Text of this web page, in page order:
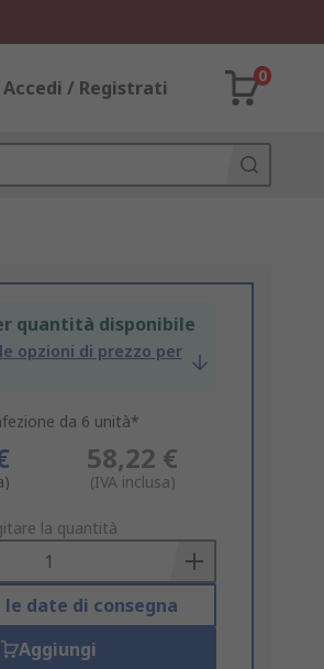
Accedi / Registrati
0
quantità disponibile
opzioni di prezzo per
da 6 unità*
58,22 €
(IVA inclusa)
la quantità
date di consegna
Aggiungi